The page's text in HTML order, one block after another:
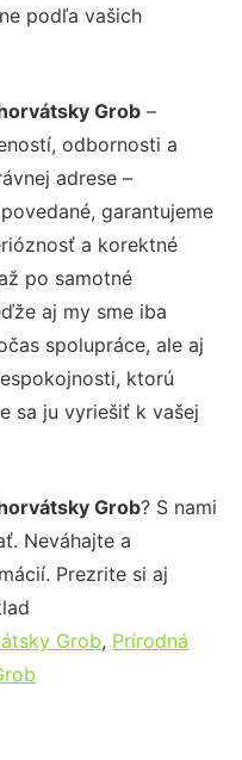
podľa vašich
Grob –
odbornosti a
adrese –
garantujeme
a korektné
po samotné
aj my sme iba
spolupráce, ale aj
ktorú
sa ju vyriešiť k vašej
Grob? S nami
Neváhajte a
Prezrite si aj
Grob, Prírodná